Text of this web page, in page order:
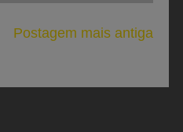
Postagem mais antiga